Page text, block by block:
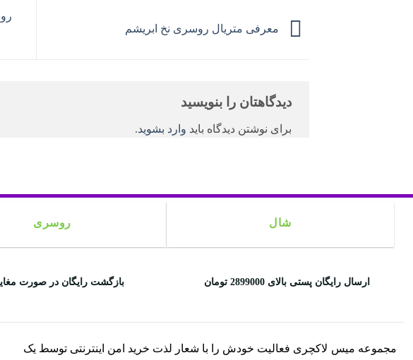
معرفی متریال روسری نخ ابریشم
دیدگاهتان را بنویسید
برای نوشتن دیدگاه باید وارد بشوید.
شال روسری
ارسال رایگان پستی بالای 2899000 تومان بازگشت رایگان در صورت
مجموعه میس لاکچری فعالیت خودش را با شعار لذت خرید امن اینترنتی توسط یک